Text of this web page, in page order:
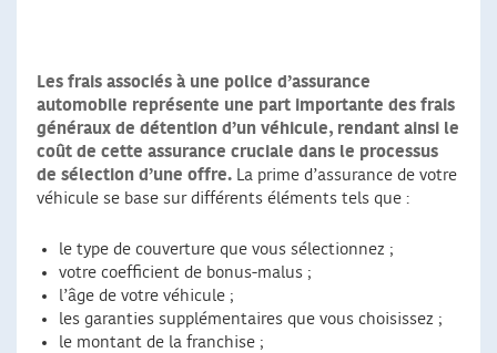
Les frais associés à une police d’assurance
automobile représente une part importante des frais
généraux de détention d’un véhicule, rendant ainsi le
coût de cette assurance cruciale dans le processus
de sélection d’une offre. La prime d’assurance de votre
véhicule se base sur différents éléments tels que :
le type de couverture que vous sélectionnez ;
votre coefficient de bonus-malus ;
l’âge de votre véhicule ;
les garanties supplémentaires que vous choisissez ;
le montant de la franchise ;